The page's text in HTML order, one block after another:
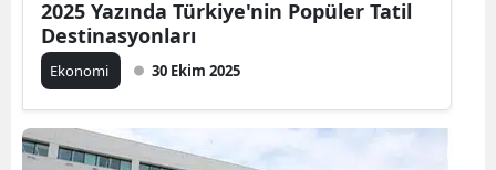
2025 Yazında Türkiye'nin Popüler Tatil
Destinasyonları
Ekonomi 30 Ekim 2025